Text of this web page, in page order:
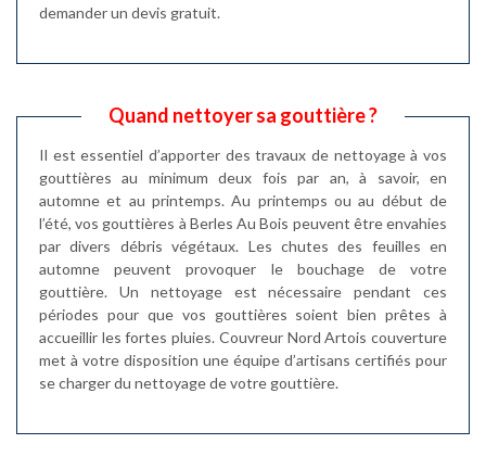
demander un devis gratuit.
Quand nettoyer sa gouttière ?
Il est essentiel d’apporter des travaux de nettoyage à vos
gouttières au minimum deux fois par an, à savoir, en
automne et au printemps. Au printemps ou au début de
l’été, vos gouttières à Berles Au Bois peuvent être envahies
par divers débris végétaux. Les chutes des feuilles en
automne peuvent provoquer le bouchage de votre
gouttière. Un nettoyage est nécessaire pendant ces
périodes pour que vos gouttières soient bien prêtes à
accueillir les fortes pluies. Couvreur Nord Artois couverture
met à votre disposition une équipe d’artisans certifiés pour
se charger du nettoyage de votre gouttière.